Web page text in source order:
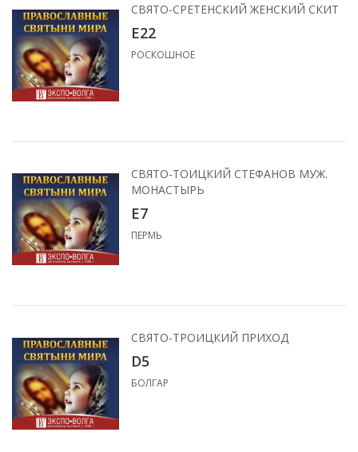
СВЯТО-СРЕТЕНСКИЙ ЖЕНСКИЙ СКИТ
Е22
РОСКОШНОЕ
СВЯТО-ТОИЦКИЙ СТЕФАНОВ МУЖ.
МОНАСТЫРЬ
Е7
ПЕРМЬ
СВЯТО-ТРОИЦКИЙ ПРИХОД
D5
БОЛГАР